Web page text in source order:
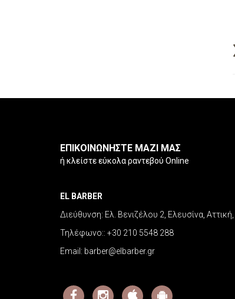
ΕΠΙΚΟΙΝΩΝΗΣΤΕ ΜΑΖΙ ΜΑΣ
ή κλείστε εύκολα ραντεβού Online
EL BARBER
Διεύθυνση: Ελ. Βενιζέλου 2, Ελευσίνα,
Τηλέφωνο:: +30 210 5548 288
Email: barber@elbarber.gr